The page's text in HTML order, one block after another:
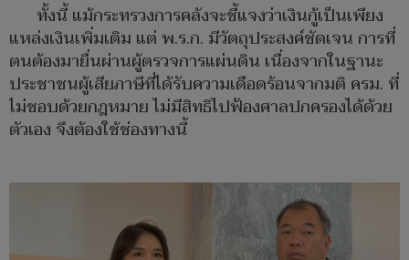
ทั้งนี้ แม้กระทรวงการคลังจะชี้แจงว่าเงินกู้เป็นเพียง
แหล่งเงินเพิ่มเติม แต่ พ.ร.ก. มีวัตถุประสงค์ชัดเจน การที่
ตนต้องมายื่นผ่านผู้ตรวจการแผ่นดิน เนื่องจากในฐานะ
ประชาชนผู้เสียภาษีที่ได้รับความเดือดร้อนจากมติ ครม. ที่
ไม่ชอบด้วยกฎหมาย ไม่มีสิทธิไปฟ้องศาลปกครองได้ด้วย
ตัวเอง จึงต้องใช้ช่องทางนี้